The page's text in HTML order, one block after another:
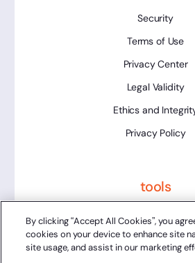
Security
Terms of Use
Privacy Center
Legal Validity
Ethics and
Privacy Policy
tools
Platform Status
By clicking “Accept All Cookies”, you
cookies on your device to enhance site
site usage, and assist in our marketing